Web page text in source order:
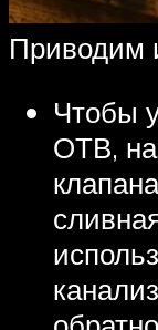
Приводим
Чтобы
ОТВ,